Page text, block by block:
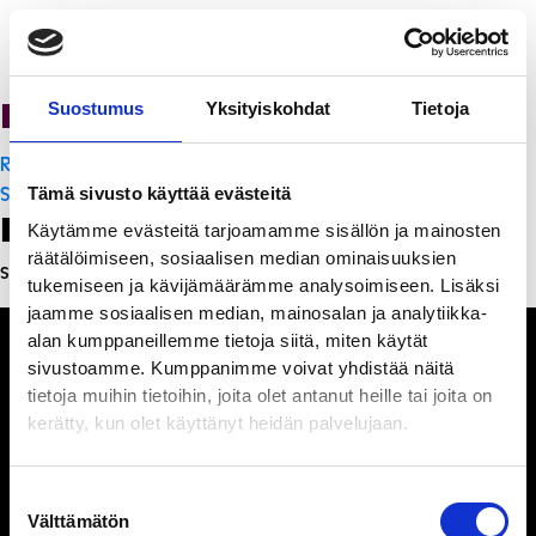
Suostumus Yksityiskohdat Tietoja
Tämä sivusto käyttää evästeitä
Käytämme evästeitä tarjoamamme sisällön ja mainosten
räätälöimiseen, sosiaalisen median ominaisuuksien
tukemiseen ja kävijämäärämme analysoimiseen. Lisäksi
jaamme sosiaalisen median, mainosalan ja analytiikka-
alan kumppaneillemme tietoja siitä, miten käytät
sivustoamme. Kumppanimme voivat yhdistää näitä
tietoja muihin tietoihin, joita olet antanut heille tai joita on
kerätty, kun olet käyttänyt heidän palvelujaan.
valinta
Välttämätön
PanchoVilla
Artikkelien
selaus
Ravintola Sofia
Sakura Teppanyaki
Leave a Reply
Sinun täytyy kirjautua sisään